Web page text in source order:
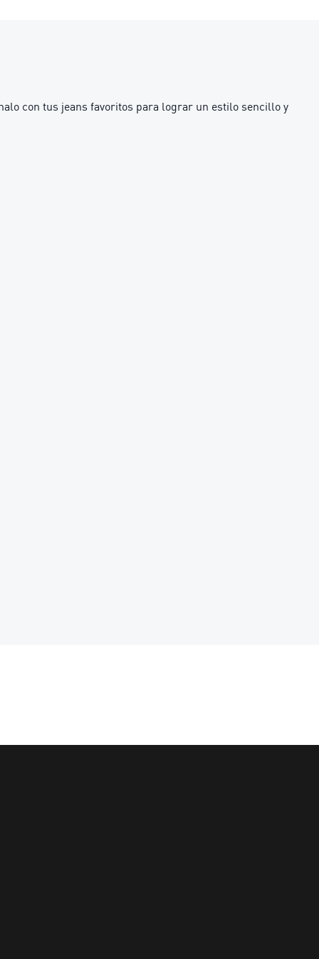
con tus jeans favoritos para lograr un estilo sencillo y